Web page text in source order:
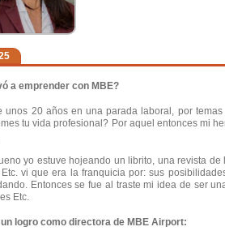
a emprender con MBE?
unos 20 años en una parada laboral, por
tu vida profesional? Por aquel entonces mi
yo estuve hojeando un librito, una revista
Etc. vi que era la franquicia por: sus
Entonces se fue al traste mi idea de ser
Etc.
logro como directora de MBE Airport: